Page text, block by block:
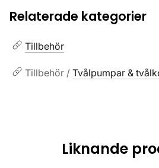
Relaterade kategorier
Tillbehör
Tillbehör / Tvålpumpar &
Liknande